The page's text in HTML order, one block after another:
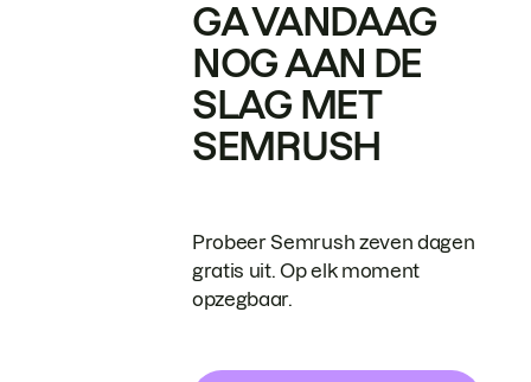
GA VANDAAG
NOG AAN DE
SLAG MET
SEMRUSH
Probeer Semrush zeven dagen
gratis uit. Op elk moment
opzegbaar.